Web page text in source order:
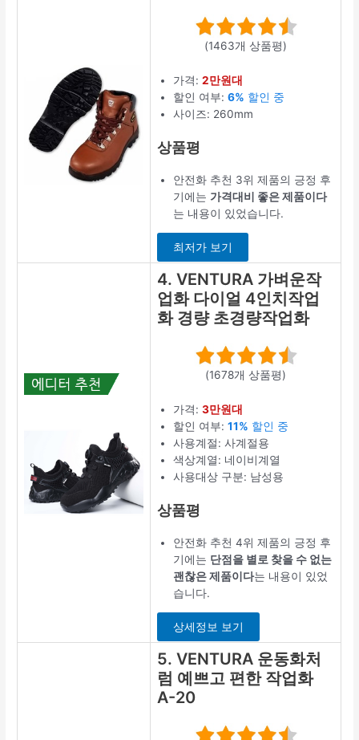
(1463개 상품평)
가격:2만원대
할인 여부:6% 할인 중
사이즈: 260mm
상품평
안전화 추천 3위 제품의 긍정 후
기에는 가격대비 좋은 제품이다
는 내용이 있었습니다.
최저가 보기
4. VENTURA 가벼운작
업화 다이얼 4인치작업
화 경량 초경량작업화
(1678개 상품평)
가격:3만원대
할인 여부:11% 할인 중
사용계절: 사계절용
색상계열: 네이비계열
사용대상 구분: 남성용
상품평
안전화 추천 4위 제품의 긍정 후
기에는 단점을 별로 찾을 수 없는
괜찮은 제품이다는 내용이 있었
습니다.
상세정보 보기
5. VENTURA 운동화처
럼 예쁘고 편한 작업화
A-20